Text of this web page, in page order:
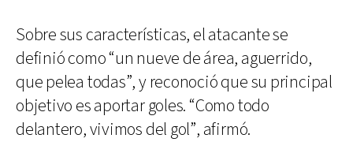
Sobre sus características, el atacante se
definió como “un nueve de área, aguerrido,
que pelea todas”, y reconoció que su principal
objetivo es aportar goles. “Como todo
delantero, vivimos del gol”, afirmó.